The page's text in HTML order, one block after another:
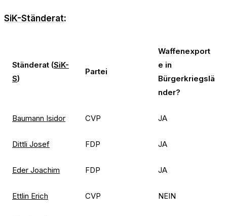
SiK-Ständerat:
Ständerat (SiK-
S)
Partei
Waffenexport
e in
Bürgerkriegslä
nder?
Baumann Isidor CVP JA
Dittli Josef FDP JA
Eder Joachim FDP JA
Ettlin Erich CVP NEIN